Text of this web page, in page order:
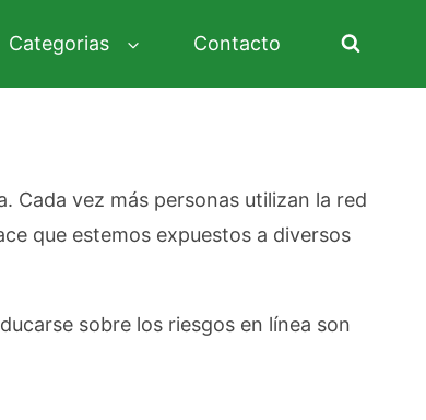
Categorias Contacto
Cada vez más personas utilizan la red
que estemos expuestos a diversos
sobre los riesgos en línea son